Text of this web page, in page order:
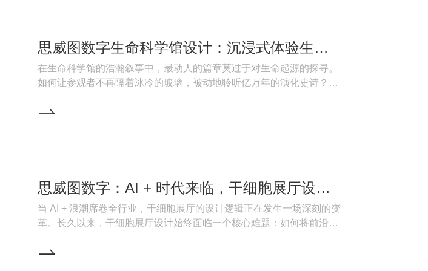
思威图数字生命科学馆设计：沉浸式体验生命起源CAVE空间｜干细胞展厅设计公司｜合成生物展厅｜大健康肠道菌群展厅设计
在生命科学馆的浩瀚叙事中，最动人的篇章莫过于对生命起源的探寻。
如何让参观者不再隔着冰冷的玻璃，被动地聆听亿万年的演化史诗？答
CAVE空间，正是这样一处将科学、艺术与情感融为一体的设计杰作。
思威图数字：AI + 时代来临，干细胞展厅设计师如何用 AI 重构空间叙事｜合成生物展厅设计公司｜肠道菌群展厅｜大健康长寿医学展厅设计
当 AI + 浪潮席卷全行业，干细胞展厅的设计逻辑正在发生一场深刻的变
革。长久以来，干细胞展厅设计始终面临一个核心难题：如何将前沿、
内容？传统展厅里单向的展板灌输、循环的视频播放，早已无法满足当